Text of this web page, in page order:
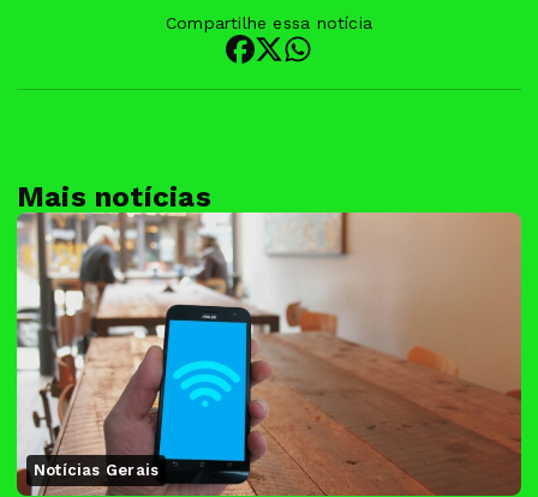
Compartilhe essa notícia
Mais notícias
Notícias Gerais